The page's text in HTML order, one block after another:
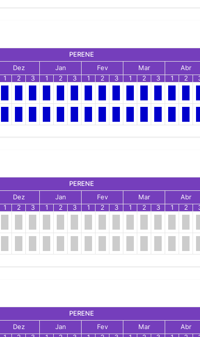
PERENE
Dez Jan Fev Mar Abr
1 2 3 1 2 3 1 2 3 1 2 3 1 2
PERENE
Dez Jan Fev Mar Abr
1 2 3 1 2 3 1 2 3 1 2 3 1 2
PERENE
Dez Jan Fev Mar Abr